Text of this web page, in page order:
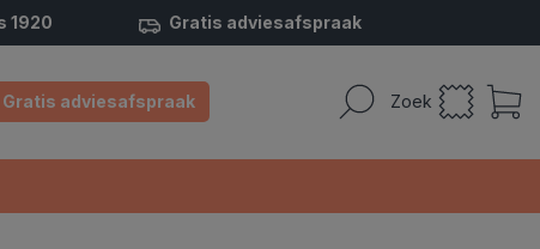
1920 Gratis adviesafspraak
Zoek
Gratis adviesafspraak